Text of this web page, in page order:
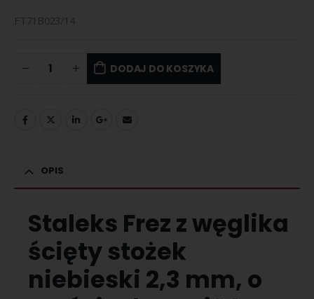
FT71B023/14
DODAJ DO KOSZYKA
OPIS
Staleks Frez z węglika
ścięty stożek
niebieski 2,3 mm, o